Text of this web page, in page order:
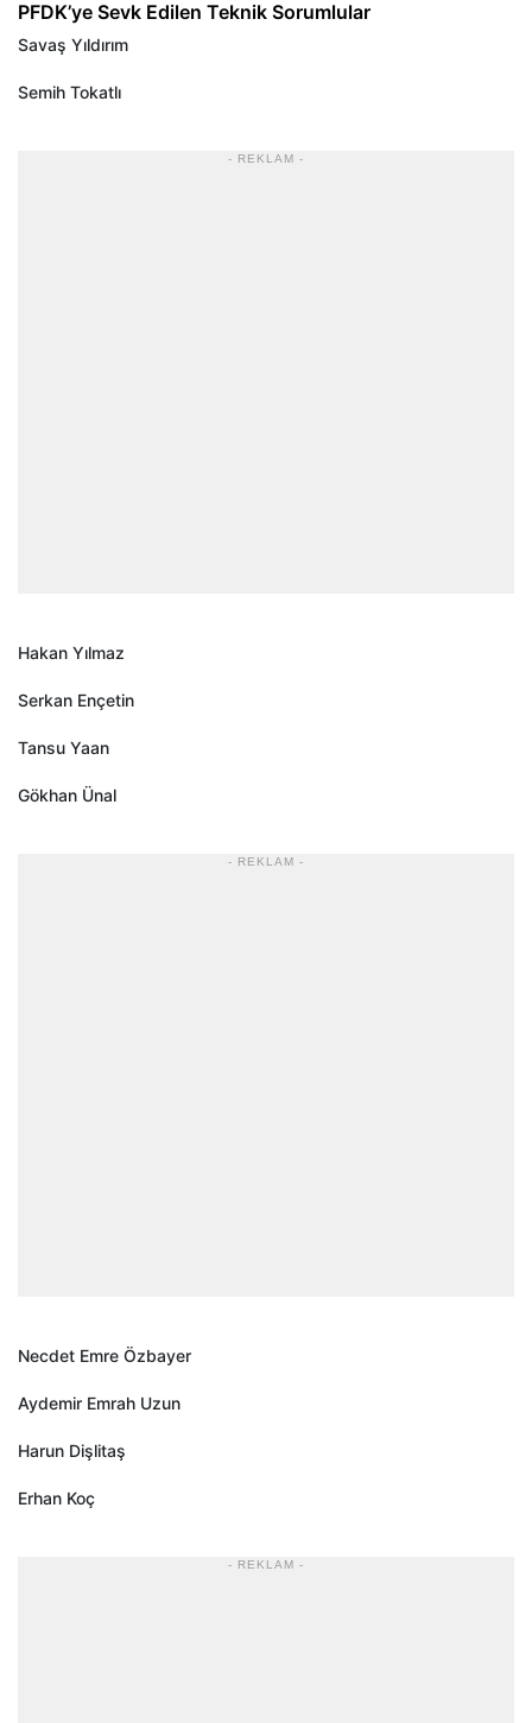
PFDK’ye Sevk Edilen Teknik Sorumlular
Savaş Yıldırım
Semih Tokatlı
- REKLAM -
Hakan Yılmaz
Serkan Ençetin
Tansu Yaan
Gökhan Ünal
- REKLAM -
Necdet Emre Özbayer
Aydemir Emrah Uzun
Harun Dişlitaş
Erhan Koç
- REKLAM -